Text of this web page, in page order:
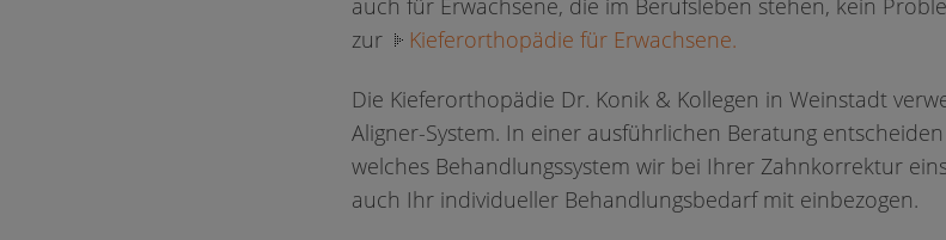
auch für Erwachsene, die im Berufsleben stehen, kein
zur
Kieferorthopädie für Erwachsene.
Die Kieferorthopädie Dr. Konik & Kollegen in Weinstadt
Aligner-System. In einer ausführlichen Beratung
welches Behandlungssystem wir bei Ihrer Zahnkorrektur
auch Ihr individueller Behandlungsbedarf mit einbezogen.